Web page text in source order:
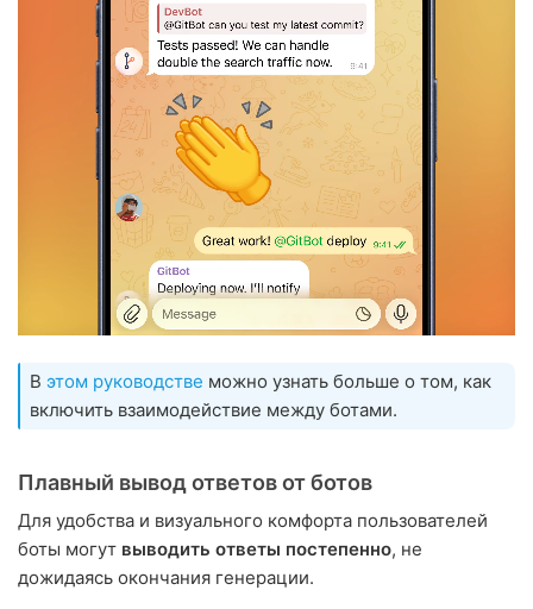
В этом руководстве можно узнать больше о том, как
включить взаимодействие между ботами.
Плавный вывод ответов от ботов
Для удобства и визуального комфорта пользователей
боты могут выводить ответы постепенно, не
дожидаясь окончания генерации.